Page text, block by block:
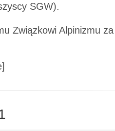
SGW).
Związkowi Alpinizmu